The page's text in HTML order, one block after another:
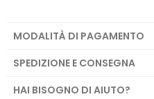
MODALITÀ DI PAGAMENTO
SPEDIZIONE E CONSEGNA
HAI BISOGNO DI AIUTO?